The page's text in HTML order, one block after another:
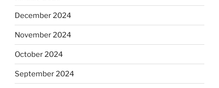
December 2024
November 2024
October 2024
September 2024